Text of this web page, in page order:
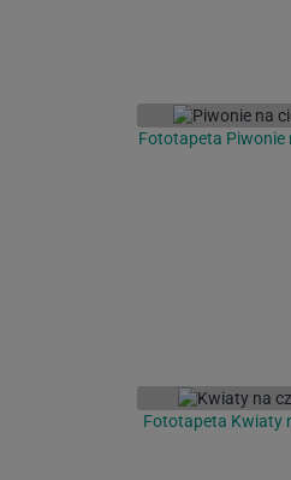
Fototapeta Piwonie
Fototapeta Kwiaty